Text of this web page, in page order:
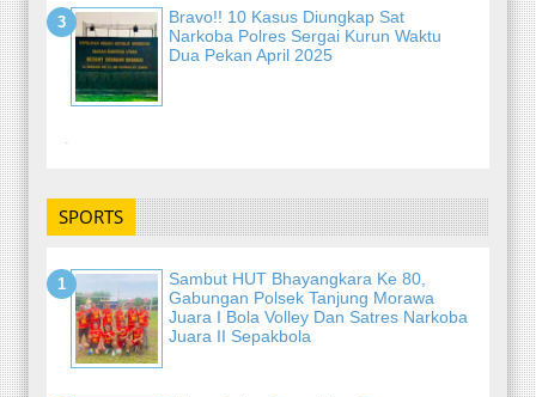
Bravo!! 10 Kasus Diungkap Sat
Narkoba Polres Sergai Kurun Waktu
Dua Pekan April 2025
-
SPORTS
Sambut HUT Bhayangkara Ke 80,
Gabungan Polsek Tanjung Morawa
Juara I Bola Volley Dan Satres Narkoba
Juara II Sepakbola